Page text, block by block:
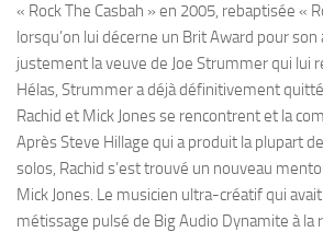
« Rock The Casbah » en 2005, rebaptisée «
lorsqu’on lui décerne un Brit Award pour son
justement la veuve de Joe Strummer qui lui
Hélas, Strummer a déjà définitivement
Rachid et Mick Jones se rencontrent et la
Après Steve Hillage qui a produit la plupart
solos, Rachid s’est trouvé un nouveau
Mick Jones. Le musicien ultra-créatif qui
métissage pulsé de Big Audio Dynamite à